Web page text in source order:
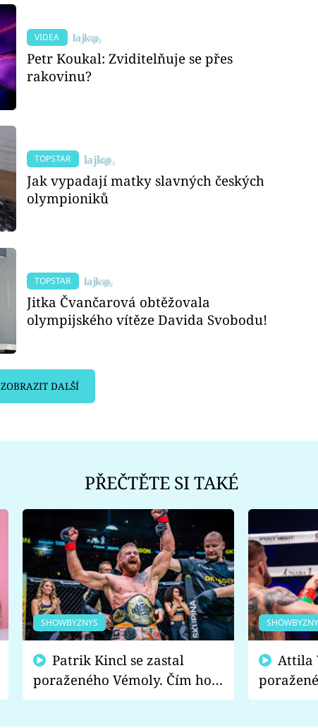
VIDEA
Petr Koukal: Zviditelňuje se přes
rakovinu?
TOPSTAR
Jak vypadají matky slavných českých
olympioniků
TOPSTAR
Jitka Čvančarová obtěžovala
olympijského vítěze Davida Svobodu!
ZOBRAZIT DALŠÍ
PŘEČTĚTE SI TAKÉ
SHOWBYZNYS
poraženého Vémoly. Čím ho
fanoušci naštvali?
chce